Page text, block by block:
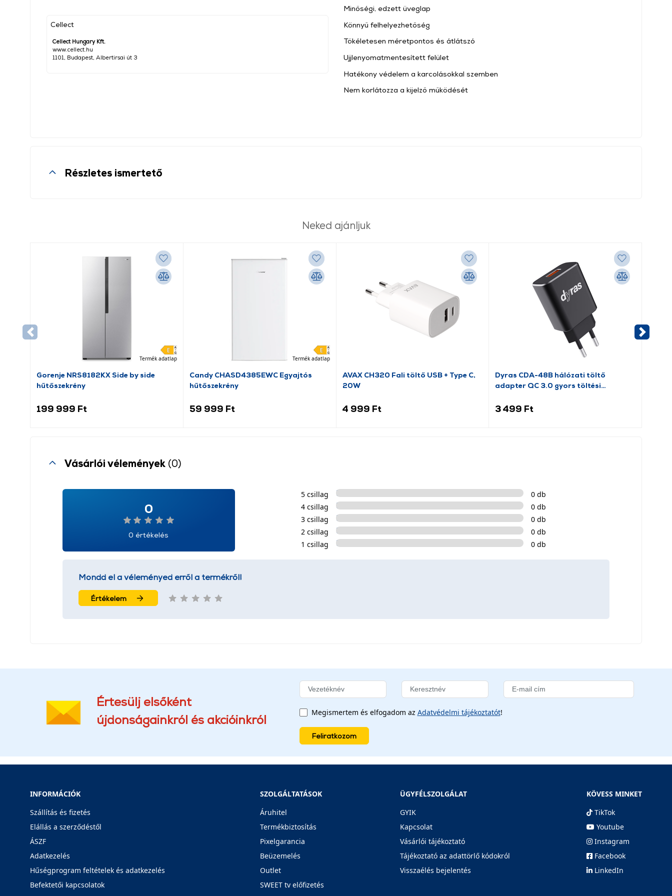
Cellect
Cellect Hungary Kft.
www.cellect.hu
1101, Budapest, Albertirsai út 3
Minőségi, edzett üveglap
Könnyű felhelyezhetőség
Tökéletesen méretpontos és átlátszó
Ujjlenyomatmentesített felület
Hatékony védelem a karcolásokkal szemben
Nem korlátozza a kijelző működését
Részletes ismertető
Neked ajánljuk
Termék adatlap
Gorenje NRS8182KX Side by side
hűtőszekrény
199 999 Ft
Termék adatlap
Candy CHASD4385EWC Egyajtós
hűtőszekrény
59 999 Ft
AVAX CH320 Fali töltő USB + Type C,
20W
4 999 Ft
Dyras CDA-48B hálózati töltő
adapter QC 3.0 gyors töltési
3 499 Ft
Vásárlói vélemények (0)
0
0 értékelés
5 csillag
0 db
4 csillag
0 db
3 csillag
0 db
2 csillag
0 db
1 csillag
0 db
Mondd el a véleményed erről a termékről!
Értékelem
Értesülj elsőként
újdonságainkról és akcióinkról
Megismertem és elfogadom az Adatvédelmi tájékoztatót!
Feliratkozom
INFORMÁCIÓK
Szállítás és fizetés
Elállás a szerződéstől
ÁSZF
Adatkezelés
Hűségprogram feltételek és adatkezelés
Befektetői kapcsolatok
SZOLGÁLTATÁSOK
Áruhitel
Termékbiztosítás
Pixelgarancia
Beüzemelés
Outlet
SWEET tv előfizetés
ÜGYFÉLSZOLGÁLAT
GYIK
Kapcsolat
Vásárlói tájékoztató
Tájékoztató az adattörlő kódokról
Visszaélés bejelentés
KÖVESS MINKET
TikTok
Youtube
Instagram
Facebook
LinkedIn